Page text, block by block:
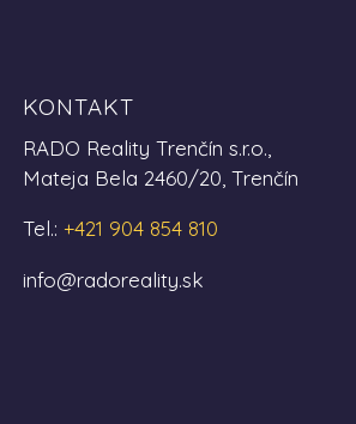
KONTAKT
RADO Reality Trenčín s.r.o.,
Mateja Bela 2460/20, Trenčín
Tel.: +421 904 854 810
info@radoreality.sk